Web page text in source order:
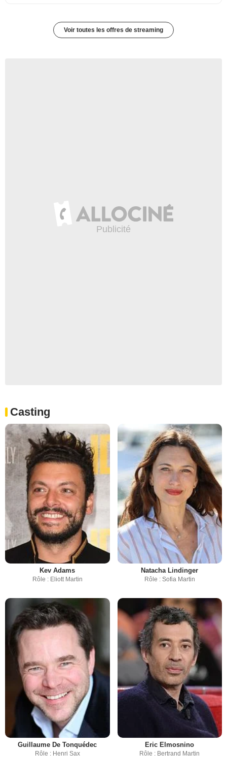
Voir toutes les offres de streaming
Casting
Kev Adams
Rôle : Eliott Martin
Natacha Lindinger
Rôle : Sofia Martin
Guillaume De Tonquédec
Rôle : Henri Sax
Eric Elmosnino
Rôle : Bertrand Martin